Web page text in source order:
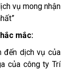
vụ mong nhận
mắc:
đến dịch vụ của
của công ty Trí